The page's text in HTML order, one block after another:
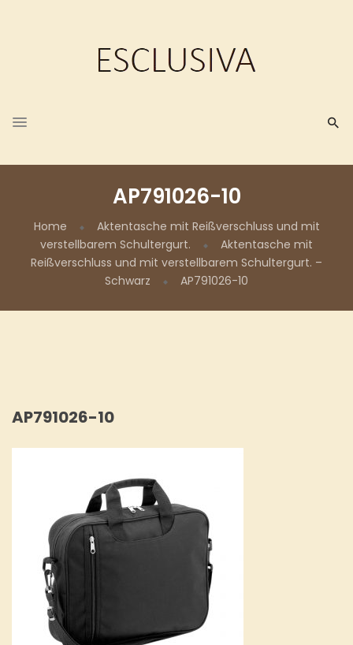
AP791026-10
Home
Aktentasche mit Reißverschluss und mit
verstellbarem Schultergurt.
Aktentasche mit
Reißverschluss und mit verstellbarem Schultergurt. –
Schwarz
AP791026-10
AP791026-10